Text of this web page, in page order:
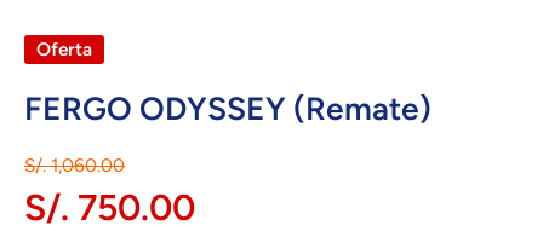
Oferta
FERGO ODYSSEY (Remate)
S/. 1,060.00
S/. 750.00